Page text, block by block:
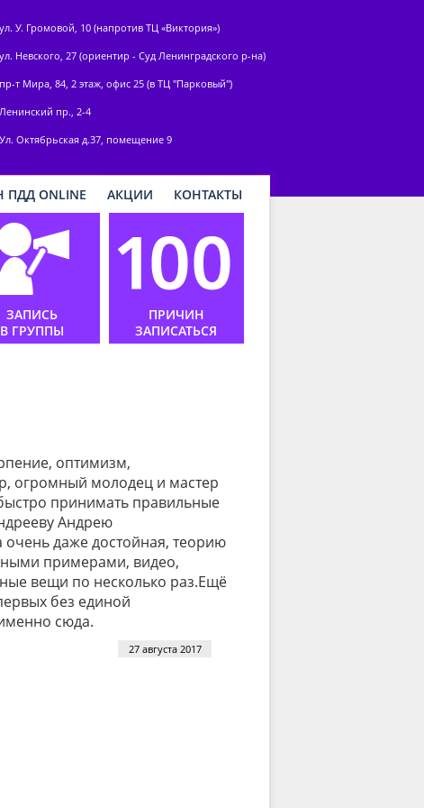
ул. У. Громовой, 10 (напротив ТЦ «Виктория»)
ул. Невского, 27 (ориентир - Суд Ленинградского р-на)
пр-т Мира, 84, 2 этаж, офис 25 (в ТЦ "Парковый")
Ленинский пр., 2-4
Ул. Октябрьская д.37, помещение 9
ONLINE АКЦИИ КОНТАКТЫ
ЗАПИСЬ
В ГРУППЫ
ПРИЧИН
ЗАПИСАТЬСЯ
оптимизм,
огромный молодец и мастер
принимать правильные
Андрею
очень даже достойная, теорию
примерами, видео,
вещи по несколько раз.Ещё
без единой
сюда.
27 августа 2017